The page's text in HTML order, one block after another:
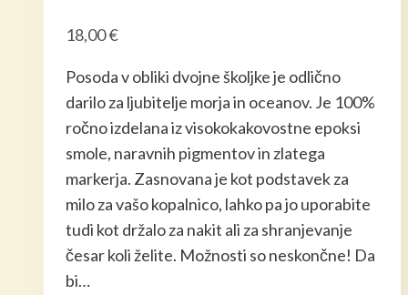
18,00€
Posoda v obliki dvojne školjke je odlično
darilo za ljubitelje morja in oceanov. Je 100%
ročno izdelana iz visokokakovostne epoksi
smole, naravnih pigmentov in zlatega
markerja. Zasnovana je kot podstavek za
milo za vašo kopalnico, lahko pa jo uporabite
tudi kot držalo za nakit ali za shranjevanje
česar koli želite. Možnosti so neskončne! Da
bi…